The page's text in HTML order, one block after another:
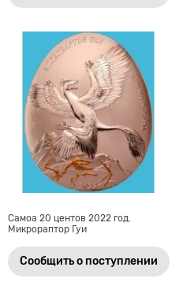
Самоа 20 центов 2022 год.
Микрораптор Гуи
Сообщить о поступлении